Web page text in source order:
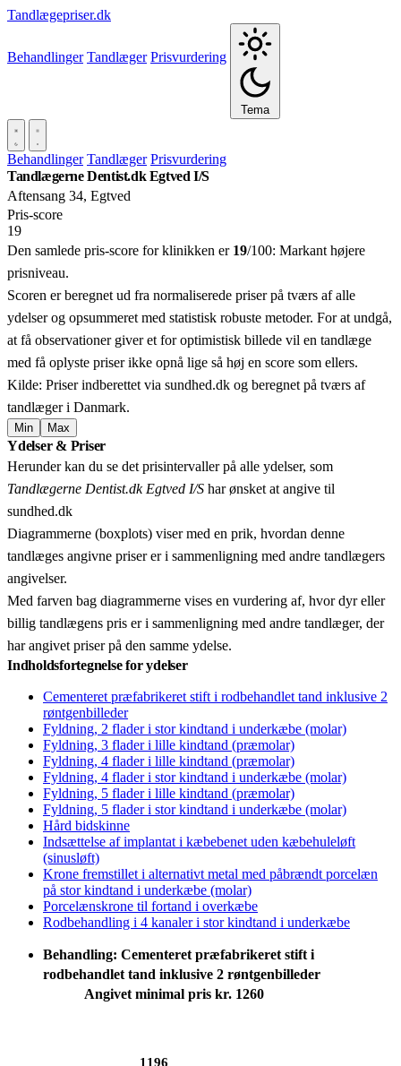
Tandlægepriser.dk
Behandlinger Tandlæger Prisvurdering
Tema
Behandlinger Tandlæger Prisvurdering
Tandlægerne Dentist.dk Egtved I/S
Aftensang 34, Egtved
Pris‑score
19
Den samlede pris-score for klinikken er 19/100: Markant højere
prisniveau.
Scoren er beregnet ud fra normaliserede priser på tværs af alle
ydelser og opsummeret med statistisk robuste metoder. For at undgå,
at få observationer giver et for optimistisk billede vil en tandlæge
med få oplyste priser ikke opnå lige så høj en score som ellers.
Kilde: Priser indberettet via sundhed.dk og beregnet på tværs af
tandlæger i Danmark.
Min Max
+
−
Ydelser & Priser
Herunder kan du se det prisintervaller på alle ydelser, som
Tandlægerne Dentist.dk Egtved I/S har ønsket at angive til
sundhed.dk
Diagrammerne (boxplots) viser med en prik, hvordan denne
tandlæges angivne priser er i sammenligning med andre tandlægers
angivelser.
Med farven bag diagrammerne vises en vurdering af, hvor dyr eller
billig tandlægens pris er i sammenligning med andre tandlæger, der
har angivet priser på den samme ydelse.
Indholdsfortegnelse for ydelser
Cementeret præfabrikeret stift i rodbehandlet tand inklusive 2
røntgenbilleder
Fyldning, 2 flader i stor kindtand i underkæbe (molar)
Fyldning, 3 flader i lille kindtand (præmolar)
Fyldning, 4 flader i lille kindtand (præmolar)
Fyldning, 4 flader i stor kindtand i underkæbe (molar)
Fyldning, 5 flader i lille kindtand (præmolar)
Fyldning, 5 flader i stor kindtand i underkæbe (molar)
Hård bidskinne
Indsættelse af implantat i kæbebenet uden kæbehuleløft
(sinusløft)
Krone fremstillet i alternativt metal med påbrændt porcelæn
på stor kindtand i underkæbe (molar)
Porcelænskrone til fortand i overkæbe
Rodbehandling i 4 kanaler i stor kindtand i underkæbe
Behandling: Cementeret præfabrikeret stift i
rodbehandlet tand inklusive 2 røntgenbilleder
Angivet minimal pris kr. 1260
1196